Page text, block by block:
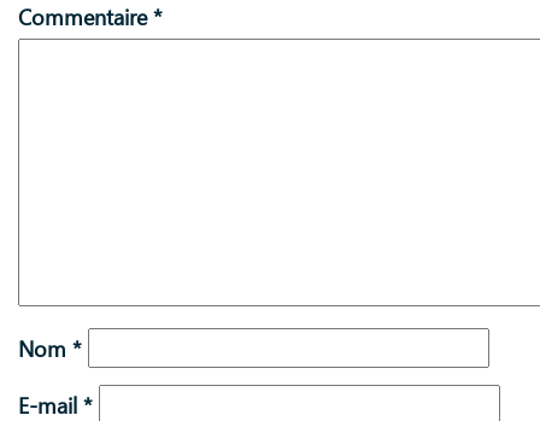
Commentaire*
Nom *
E-mail *